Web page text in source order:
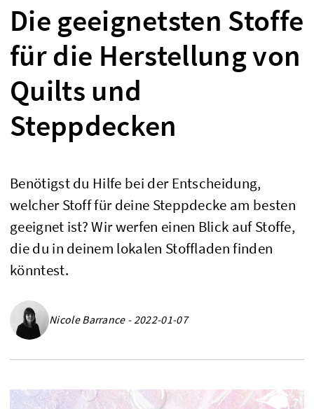
Die geeignetsten Stoffe
für die Herstellung von
Quilts und
Steppdecken
Benötigst du Hilfe bei der Entscheidung,
welcher Stoff für deine Steppdecke am besten
geeignet ist? Wir werfen einen Blick auf Stoffe,
die du in deinem lokalen Stoffladen finden
könntest.
Nicole Barrance - 2022-01-07